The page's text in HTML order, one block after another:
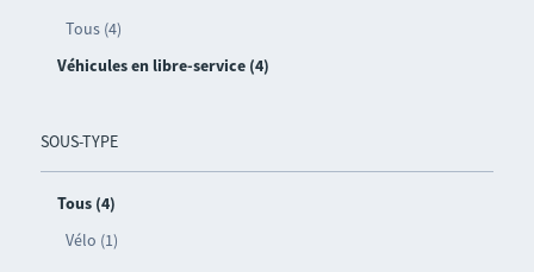
Tous (4)
Véhicules en libre-service (4)
SOUS-TYPE
Tous (4)
Vélo (1)